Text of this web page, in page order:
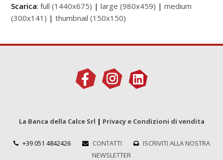
Scarica:full (1440x675) |large (980x459) |medium
(300x141) |thumbnail (150x150)
La Banca della Calce Srl | Privacy e Condizioni di vendita
+39 051 4842426 CONTATTI
ISCRIVITI ALLA NOSTRA
NEWSLETTER